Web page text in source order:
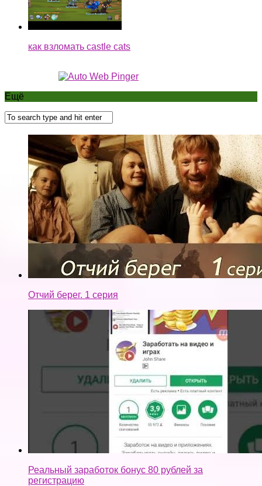
как взломать castle cats
Ещё
Отчий берег. 1 серия
Реальный заработок бонус 80 рублей за
регистрацию